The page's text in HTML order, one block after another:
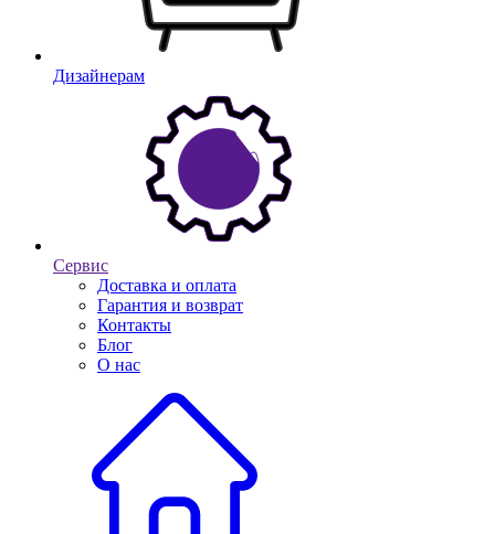
Дизайнерам
Сервис
Доставка и оплата
Гарантия и возврат
Контакты
Блог
О нас